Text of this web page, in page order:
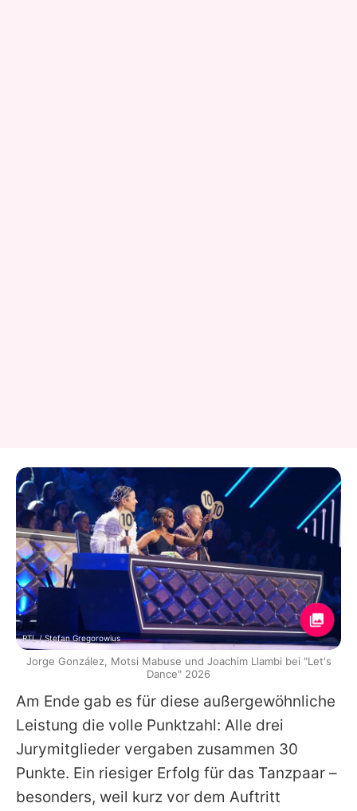
Am Ende gab es für diese außergewöhnliche
Leistung die volle Punktzahl: Alle drei
Jurymitglieder vergaben zusammen 30
Punkte. Ein riesiger Erfolg für das Tanzpaar –
besonders, weil kurz vor dem Auftritt
RTL / Stefan Gregorowius
Jorge González, Motsi Mabuse und Joachim Llambi bei "Let's
Dance" 2026